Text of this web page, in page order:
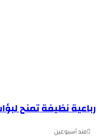
رباعية نظيفة تمنح
مند أسبوعين